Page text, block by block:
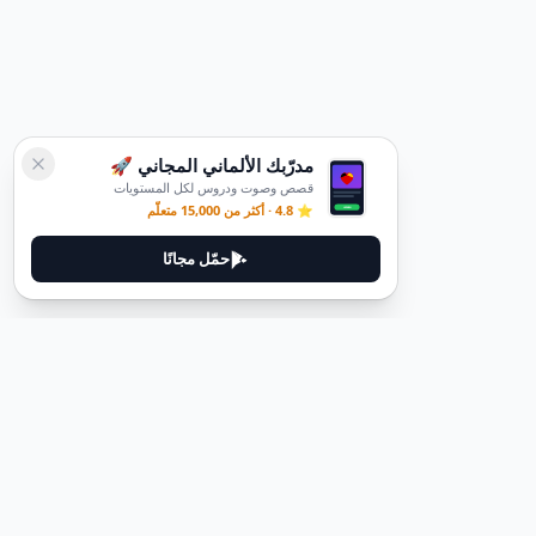
مدرّبك الألماني المجاني 🚀
قصص وصوت ودروس لكل المستويات
⭐ 4.8 · أكثر من 15,000 متعلّم
حمّل مجانًا